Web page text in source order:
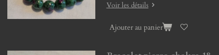
Voir les détails
Ajouter au panier